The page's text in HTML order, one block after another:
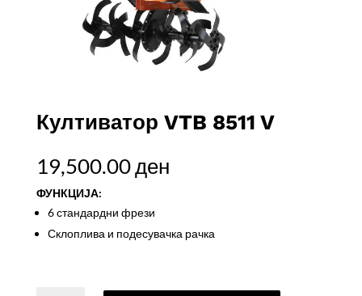
Култиватор VTB 8511 V
19,500.00ден
ФУНКЦИЈА:
6 стандардни фрези
Склоплива и подесувачка рачка